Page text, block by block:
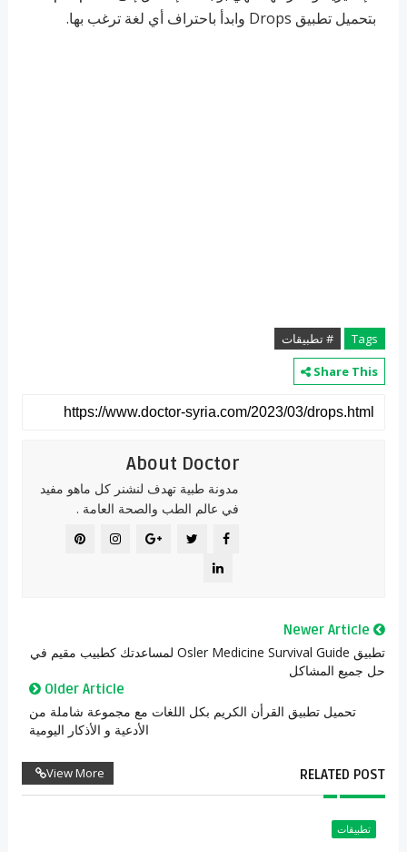
بتحميل تطبيق Drops وابدأ باحتراف أي لغة ترغب بها.
Tags
# تطبيقات
Share This
About Doctor
مدونة طبية تهدف لنشنر كل ماهو مفيد
في عالم الطب والصحة العامة .
Newer Article
تطبيق Osler Medicine Survival Guide لمساعدتك كطبيب مقيم في
حل جميع المشاكل
Older Article
تحميل تطبيق القرأن الكريم بكل اللغات مع مجموعة شاملة من
الأدعية و الأذكار اليومية
RELATED POST
View More
تطبيقات